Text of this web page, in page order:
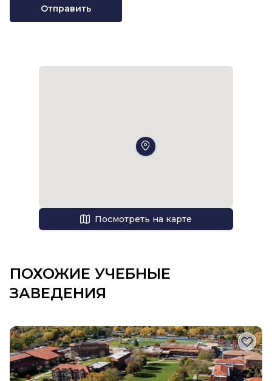
Отправить
Посмотреть на карте
ПОХОЖИЕ УЧЕБНЫЕ
ЗАВЕДЕНИЯ